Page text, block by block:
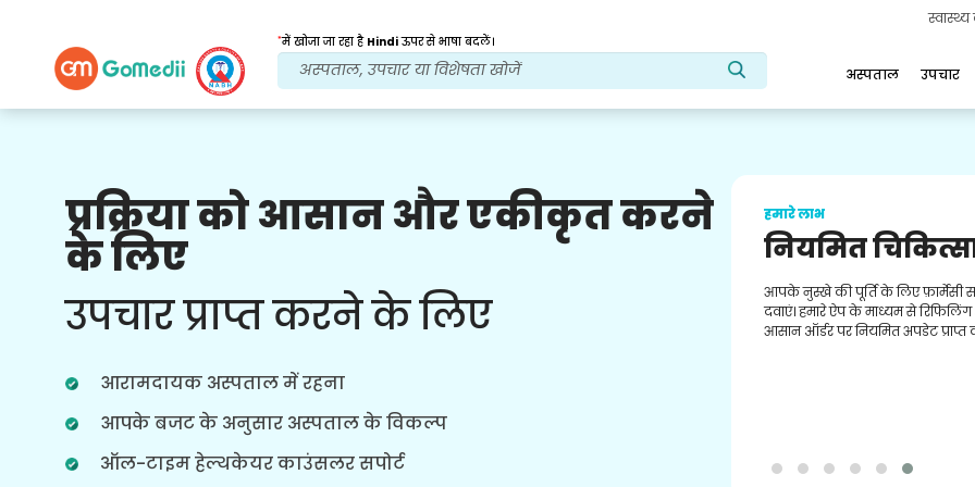
*में खोजा जा रहा है Hindiऊपर से भाषा बदलें।
अस्पताल उपचार
प्रक्रिया को आसान और एकीकृत करने
के लिए
उपचार प्राप्त करने के लिए
आरामदायक अस्पताल में रहना
आपके बजट के अनुसार अस्पताल के विकल्प
ऑल-टाइम हेल्थकेयर काउंसलर सपोर्ट
हमारे लाभ
बहुभाषी ऐप
आपकी उपचार यात्रा को बेहतर और सटीक रूप से
मॉनिटर और ट्रैक करने में आपकी सहायता करता
हमारे लाभ
नियमित
आपके नुस्खे की पूर्ति के लिए फ़ार्मेसी
दवाएं। हमारे ऐप के माध्यम से
आसान ऑर्डर पर नियमित अपडेट प्राप्त